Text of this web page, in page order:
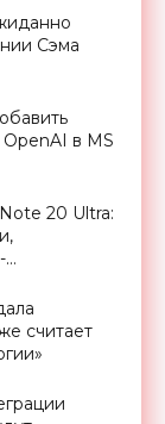
Сэма
в MS
20 Ultra:
считает